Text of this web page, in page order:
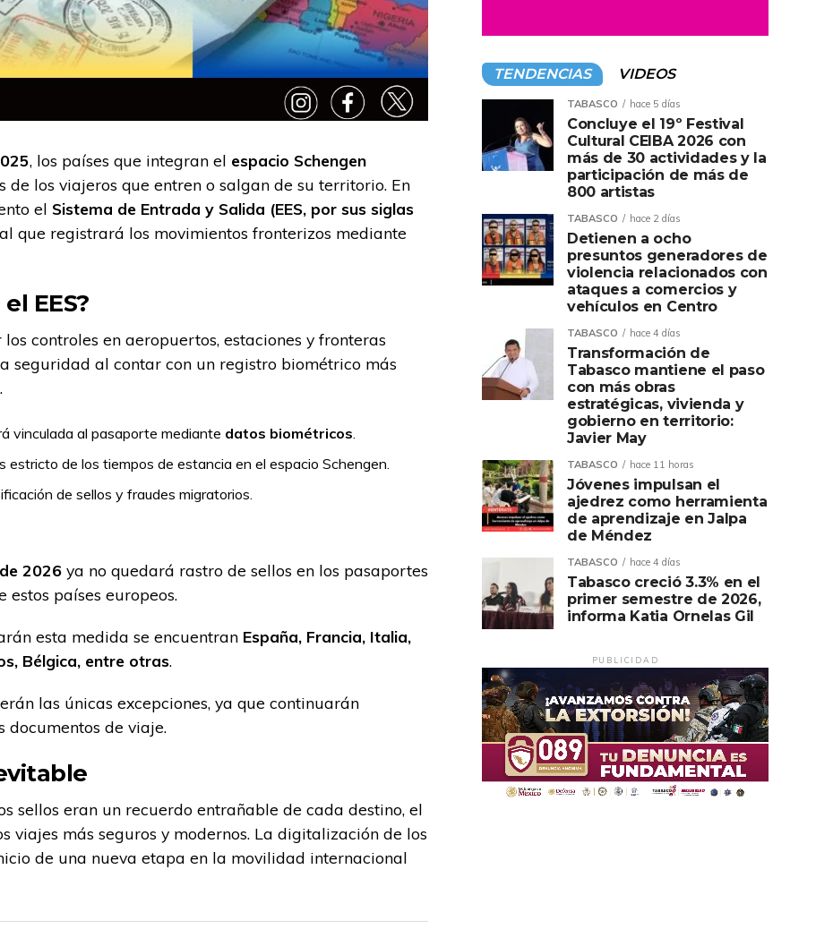
, los países que integran el espacio Schengen
los viajeros que entren o salgan de su territorio. En
el Sistema de Entrada y Salida (EES, por sus siglas
que registrará los movimientos fronterizos mediante
EES?
controles en aeropuertos, estaciones y fronteras
seguridad al contar con un registro biométrico más
vinculada al pasaporte mediante datos biométricos
estricto de los tiempos de estancia en el espacio Schengen.
de sellos y fraudes migratorios.
2026 ya no quedará rastro de sellos en los pasaportes
estos países europeos.
esta medida se encuentran España, Francia, Italia,
Bélgica, entre otras.
las únicas excepciones, ya que continuarán
documentos de viaje.
sellos eran un recuerdo entrañable de cada destino, el
viajes más seguros y modernos. La digitalización de los
de una nueva etapa en la movilidad internacional
TENDENCIAS VIDEOS
TABASCO hace 5 días
Concluye el 19º Festival
Cultural CEIBA 2026 con
más de 30 actividades y la
participación de más de
800 artistas
TABASCO hace 2 días
Detienen a ocho
presuntos generadores de
violencia relacionados con
ataques a comercios y
vehículos en Centro
TABASCO hace 4 días
Transformación de
Tabasco mantiene el paso
con más obras
estratégicas, vivienda y
gobierno en territorio:
Javier May
TABASCO hace 11 horas
Jóvenes impulsan el
ajedrez como herramienta
de aprendizaje en Jalpa
de Méndez
TABASCO hace 4 días
Tabasco creció 3.3% en el
primer semestre de 2026,
informa Katia Ornelas Gil
PUBLICIDAD